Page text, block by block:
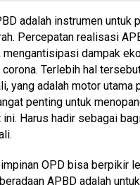
adalah instrumen untuk
Percepatan realisasi
mengantisipasi dampak
Terlebih hal
yang adalah motor utama
penting untuk
Harus hadir sebagai
OPD bisa berpikir
APBD adalah